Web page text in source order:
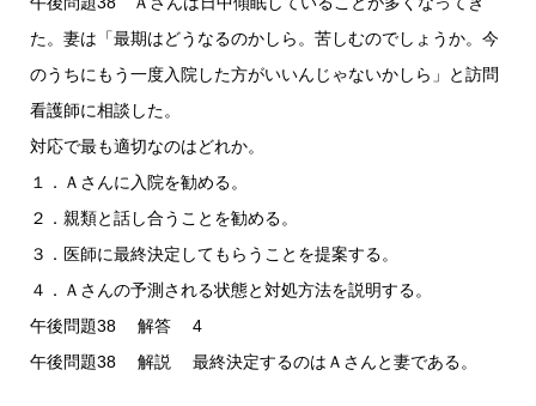
た。妻は「最期はどうなるのかしら。苦しむのでしょうか。今
のうちにもう一度入院した方がいいんじゃないかしら」と訪問
看護師に相談した。
対応で最も適切なのはどれか。
１．Ａさんに入院を勧める。
２．親類と話し合うことを勧める。
３．医師に最終決定してもらうことを提案する。
４．Ａさんの予測される状態と対処方法を説明する。
午後問題38 解答 4
午後問題38 解説 最終決定するのはＡさんと妻である。